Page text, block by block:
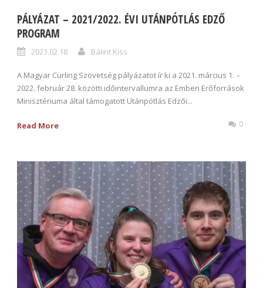
PÁLYÁZAT – 2021/2022. ÉVI UTÁNPÓTLÁS EDZŐ
PROGRAM
2021.02.18 Bálint Kiss
A Magyar Curling Szövetség pályázatot ír ki a 2021. március 1. –
2022. február 28. közötti időintervallumra az Emberi Erőforrások
Minisztériuma által támogatott Utánpótlás Edzői...
Read More 0